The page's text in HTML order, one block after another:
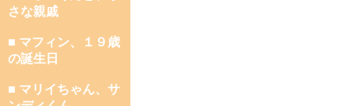
さな親戚
■ マフィン、１９歳
の誕生日
■ マリイちゃん、サ